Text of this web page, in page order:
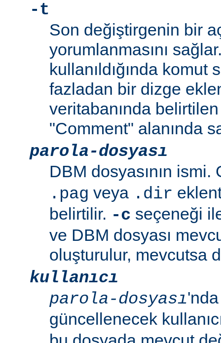
-t
Son değiştirgenin bir
yorumlanmasını
kullanıldığında komut
fazladan bir dizge
veritabanında belirtilen
"Comment" alanında
parola-dosyası
DBM dosyasının
.pag veya .dir
belirtilir. -c seçeneği
ve DBM dosyası
oluşturulur, mevcutsa
kullanıcı
parola-dosyası
güncellenecek